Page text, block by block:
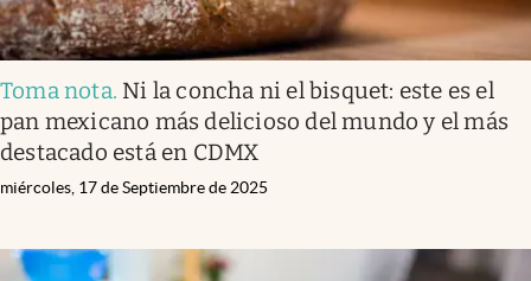
Toma nota. Ni la concha ni el bisquet: este es el
pan mexicano más delicioso del mundo y el más
destacado está en CDMX
miércoles, 17 de Septiembre de 2025